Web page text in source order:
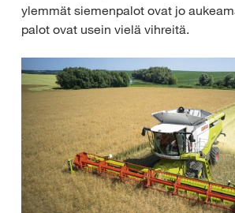
ylemmät siemenpalot ovat jo
palot ovat usein vielä vihreitä.